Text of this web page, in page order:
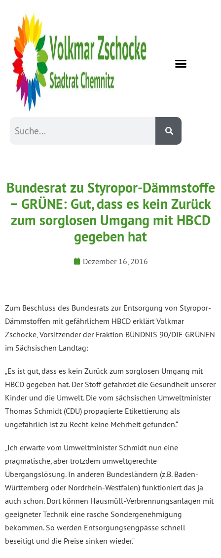
Bundesrat zu Styropor-Dämmstoffe
− GRÜNE: Gut, dass es kein Zurück
zum sorglosen Umgang mit HBCD
gegeben hat
Dezember 16, 2016
Zum Beschluss des Bundesrats zur Entsorgung von Styropor-
Dämmstoffen mit gefährlichem HBCD erklärt Volkmar
Zschocke, Vorsitzender der Fraktion BÜNDNIS 90/DIE GRÜNEN
im Sächsischen Landtag:
„Es ist gut, dass es kein Zurück zum sorglosen Umgang mit
HBCD gegeben hat. Der Stoff gefährdet die Gesundheit unserer
Kinder und die Umwelt. Die vom sächsischen Umweltminister
Thomas Schmidt (CDU) propagierte Etikettierung als
ungefährlich ist zu Recht keine Mehrheit gefunden.“
„Ich erwarte vom Umweltminister Schmidt nun eine
pragmatische, aber trotzdem umweltgerechte
Übergangslösung. In anderen Bundesländern (z.B. Baden-
Württemberg oder Nordrhein-Westfalen) funktioniert das ja
auch schon. Dort können Hausmüll-Verbrennungsanlagen mit
geeigneter Technik eine rasche Sondergenehmigung
bekommen. So werden Entsorgungsengpässe schnell
beseitigt und die Preise sinken wieder.“